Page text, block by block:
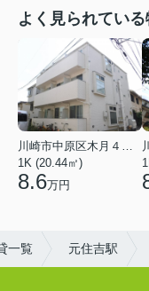
よく見られてい
川崎市中原区木月４丁目
1K (20.44㎡)
8.6万円
一覧 元住吉駅